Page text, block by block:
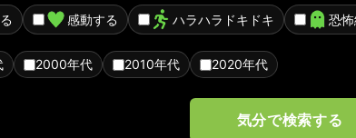
感動する ハラハラドキドキ 恐
2000年代 2010年代 2020年代
気分で検索する